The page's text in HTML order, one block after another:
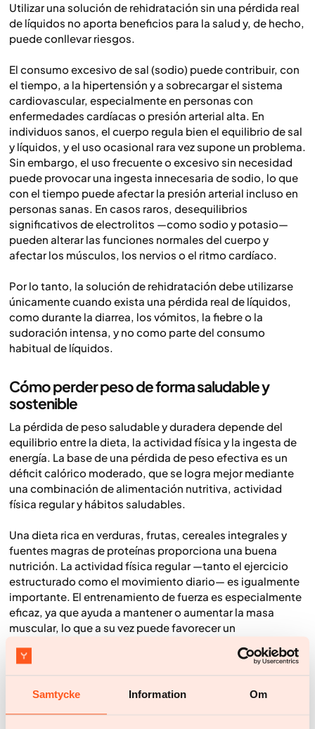
Samtycke Information Om
Utilizar una solución de rehidratación sin una pérdida real
de líquidos no aporta beneficios para la salud y, de hecho,
puede conllevar riesgos.
El consumo excesivo de sal (sodio) puede contribuir, con
el tiempo, a la hipertensión y a sobrecargar el sistema
cardiovascular, especialmente en personas con
enfermedades cardíacas o presión arterial alta. En
individuos sanos, el cuerpo regula bien el equilibrio de sal
y líquidos, y el uso ocasional rara vez supone un problema.
Sin embargo, el uso frecuente o excesivo sin necesidad
puede provocar una ingesta innecesaria de sodio, lo que
con el tiempo puede afectar la presión arterial incluso en
personas sanas. En casos raros, desequilibrios
significativos de electrolitos —como sodio y potasio—
pueden alterar las funciones normales del cuerpo y
afectar los músculos, los nervios o el ritmo cardíaco.
Por lo tanto, la solución de rehidratación debe utilizarse
únicamente cuando exista una pérdida real de líquidos,
como durante la diarrea, los vómitos, la fiebre o la
sudoración intensa, y no como parte del consumo
habitual de líquidos.
Cómo perder peso de forma saludable y
sostenible
La pérdida de peso saludable y duradera depende del
equilibrio entre la dieta, la actividad física y la ingesta de
energía. La base de una pérdida de peso efectiva es un
déficit calórico moderado, que se logra mejor mediante
una combinación de alimentación nutritiva, actividad
física regular y hábitos saludables.
Una dieta rica en verduras, frutas, cereales integrales y
fuentes magras de proteínas proporciona una buena
nutrición. La actividad física regular —tanto el ejercicio
estructurado como el movimiento diario— es igualmente
importante. El entrenamiento de fuerza es especialmente
eficaz, ya que ayuda a mantener o aumentar la masa
muscular, lo que a su vez puede favorecer un
El descanso y el sueño adecuados también son
esenciales para una pérdida de peso sostenible. La falta
de sueño puede afectar las señales de hambre y
saciedad, dificultando el mantenimiento del peso a largo